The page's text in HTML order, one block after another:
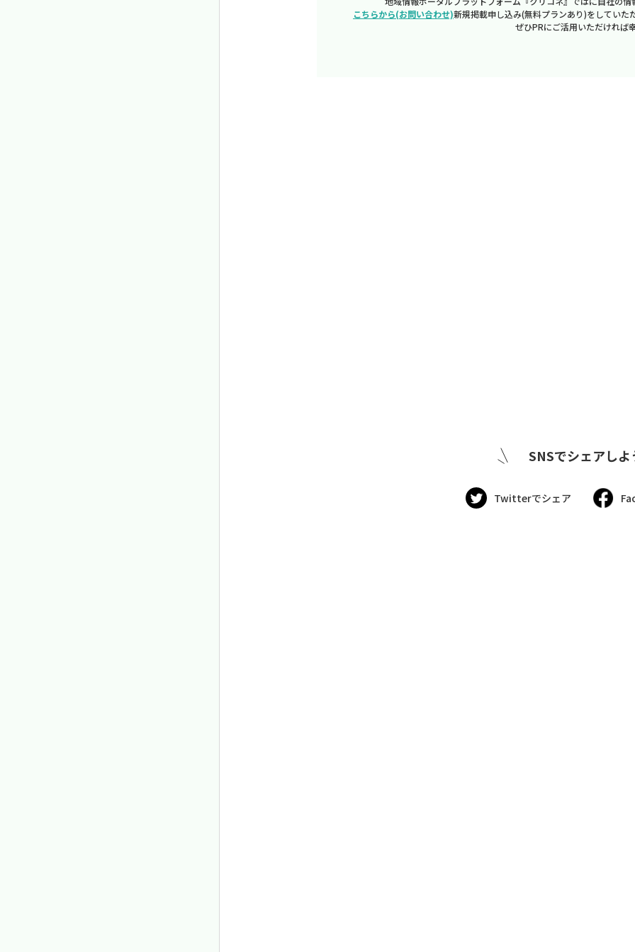
こちらから(お問い合わせ)新規掲載申し込み(無料プランあり)をしていた
ぜひPRにご活用いただければ幸
SNSでシェアしよ
Twitterでシェア